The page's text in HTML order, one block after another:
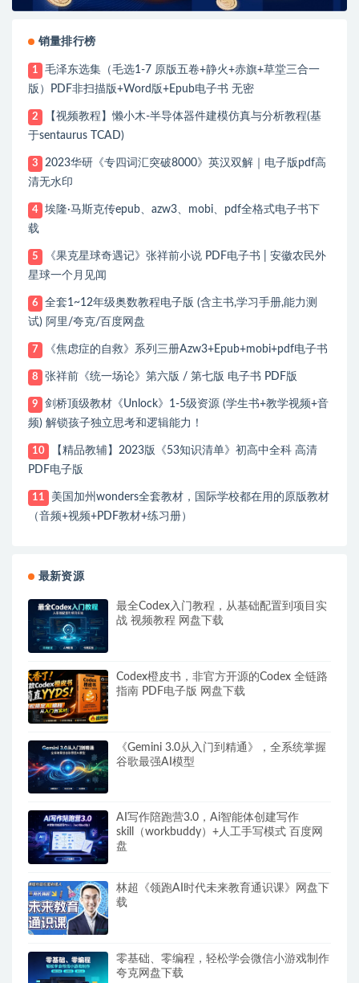
销量排行榜
1
毛泽东选集（毛选1-7 原版五卷+静火+赤旗+草堂三合一
版）PDF非扫描版+Word版+Epub电子书 无密
2
【视频教程】懒小木-半导体器件建模仿真与分析教程(基
于sentaurus TCAD)
3
2023华研《专四词汇突破8000》英汉双解｜电子版pdf高
清无水印
4
埃隆·马斯克传epub、azw3、mobi、pdf全格式电子书下
载
5
《果克星球奇遇记》张祥前小说 PDF电子书 | 安徽农民外
星球一个月见闻
6
全套1~12年级奥数教程电子版 (含主书,学习手册,能力测
试) 阿里/夸克/百度网盘
7 《焦虑症的自救》系列三册Azw3+Epub+mobi+pdf电子书
8 张祥前《统一场论》第六版 / 第七版 电子书 PDF版
9
剑桥顶级教材《Unlock》1-5级资源 (学生书+教学视频+音
频) 解锁孩子独立思考和逻辑能力！
10
【精品教辅】2023版《53知识清单》初高中全科 高清
PDF电子版
11
美国加州wonders全套教材，国际学校都在用的原版教材
（音频+视频+PDF教材+练习册）
最新资源
最全Codex入门教程，从基础配置到项目实
战 视频教程 网盘下载
Codex橙皮书，非官方开源的Codex 全链路
指南 PDF电子版 网盘下载
《Gemini 3.0从入门到精通》，全系统掌握
谷歌最强AI模型
AI写作陪跑营3.0，Ai智能体创建写作
skill（workbuddy）+人工手写模式 百度网
盘
林超《领跑AI时代未来教育通识课》网盘下
载
零基础、零编程，轻松学会微信小游戏制作
夸克网盘下载